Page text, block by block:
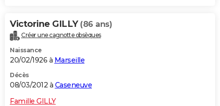
Victorine GILLY (86 ans)
Créer une cagnotte obsèques
Naissance
20/02/1926 à Marseille
Décès
08/03/2012 à Caseneuve
Famille GILLY